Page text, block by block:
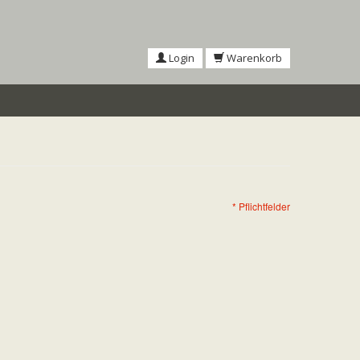
Login Warenkorb
* Pflichtfelder